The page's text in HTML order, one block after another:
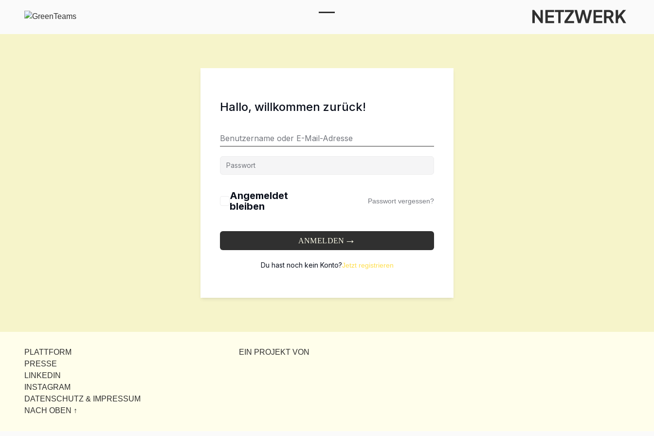
Hallo, willkommen zurück!
Angemeldet
bleiben
Passwort vergessen?
ANMELDEN
Du hast noch kein Konto?Jetzt registrieren
PLATTFORM
PRESSE
LINKEDIN
INSTAGRAM
DATENSCHUTZ & IMPRESSUM
NACH OBEN ↑
EIN PROJEKT VON